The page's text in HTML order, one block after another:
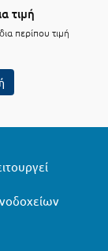
τιμή
περίπου τιμή